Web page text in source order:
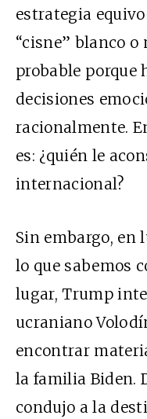
estrategia
“cisne” blanco o
probable porque
decisiones
racionalmente.
es: ¿quién le
internacional?
Sin embargo, en
lo que sabemos
lugar, Trump
ucraniano
encontrar
la familia Biden.
condujo a la